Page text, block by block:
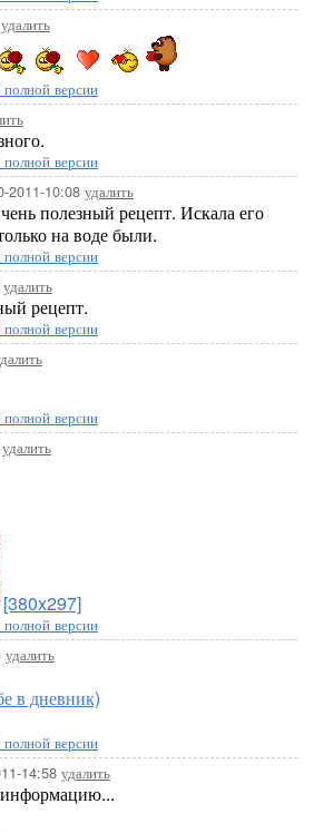
удалить
версии
версии
2011-10:08 удалить
полезный рецепт. Искала его
на воде были.
версии
удалить
рецепт.
версии
версии
удалить
[380x297]
версии
удалить
в дневник)
версии
14:58 удалить